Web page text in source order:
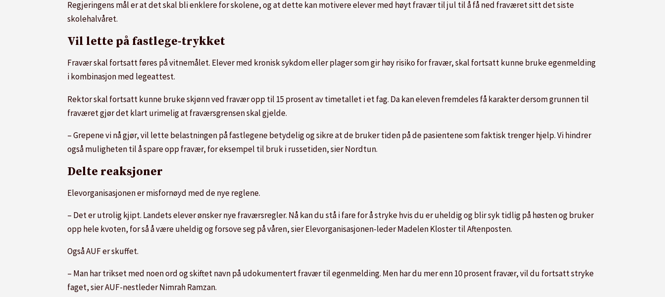
Regjeringens mål er at det skal bli enklere for skolene, og at dette kan motivere elever med høyt fravær til jul til å få ned fraværet sitt det siste
skolehalvåret.
Vil lette på fastlege-trykket
Fravær skal fortsatt føres på vitnemålet. Elever med kronisk sykdom eller plager som gir høy risiko for fravær, skal fortsatt kunne bruke egenmelding
i kombinasjon med legeattest.
Rektor skal fortsatt kunne bruke skjønn ved fravær opp til 15 prosent av timetallet i et fag. Da kan eleven fremdeles få karakter dersom grunnen til
fraværet gjør det klart urimelig at fraværsgrensen skal gjelde.
– Grepene vi nå gjør, vil lette belastningen på fastlegene betydelig og sikre at de bruker tiden på de pasientene som faktisk trenger hjelp. Vi hindrer
også muligheten til å spare opp fravær, for eksempel til bruk i russetiden, sier Nordtun.
Delte reaksjoner
Elevorganisasjonen er misfornøyd med de nye reglene.
– Det er utrolig kjipt. Landets elever ønsker nye fraværsregler. Nå kan du stå i fare for å stryke hvis du er uheldig og blir syk tidlig på høsten og bruker
opp hele kvoten, for så å være uheldig og forsove seg på våren, sier Elevorganisasjonen-leder Madelen Kloster til Aftenposten.
Også AUF er skuffet.
– Man har trikset med noen ord og skiftet navn på udokumentert fravær til egenmelding. Men har du mer enn 10 prosent fravær, vil du fortsatt stryke
faget, sier AUF-nestleder Nimrah Ramzan.